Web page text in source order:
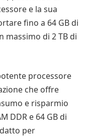
e la sua
fino a 64 GB di
massimo di 2 TB di
processore
che offre
e risparmio
DDR e 64 GB di
per